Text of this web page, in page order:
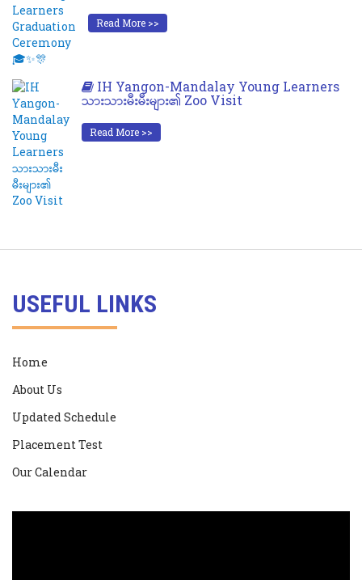
Read More >>
IH Yangon-Mandalay Young Learners
သားသားမီးမီးများ၏ Zoo Visit
Read More >>
USEFUL LINKS
Home
About Us
Updated Schedule
Placement Test
Our Calendar